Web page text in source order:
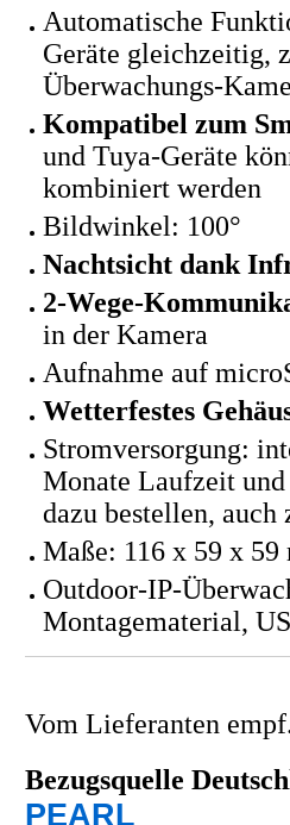
Automatische
Geräte gleichzeitig,
Überwachungs-
Kompatibel zum
und Tuya-Geräte
kombiniert werden
Bildwinkel: 100°
Nachtsicht dank
2-Wege-
in der Kamera
Aufnahme auf
Wetterfestes
Stromversorgung:
Monate Laufzeit
dazu bestellen, auch
Maße: 116 x 59 x
Outdoor-IP-
Montagematerial,
Vom Lieferanten
Bezugsquelle
PEARL